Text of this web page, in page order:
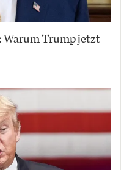
Warum Trump jetzt